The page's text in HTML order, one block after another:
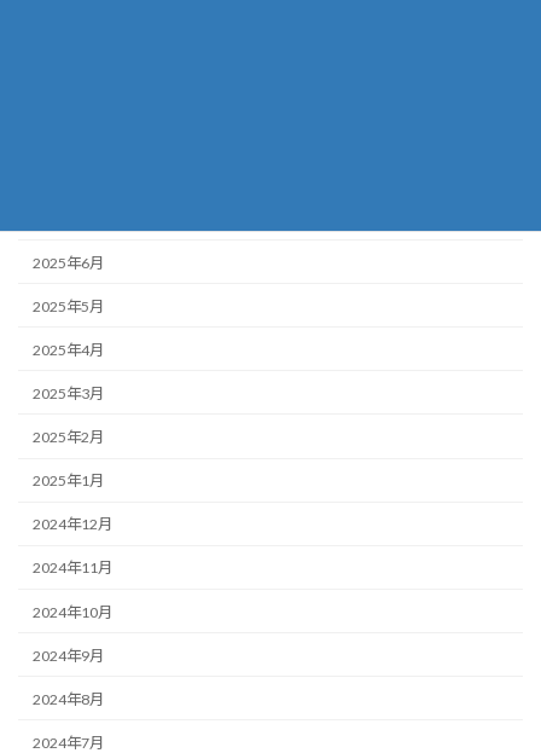
2025年6月
2025年5月
2025年4月
2025年3月
2025年2月
2025年1月
2024年12月
2024年11月
2024年10月
2024年9月
2024年8月
2024年7月